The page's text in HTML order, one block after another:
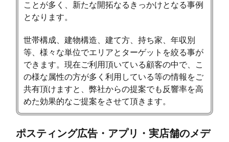
ことが多く、新たな開拓なるきっかけとなる事例
となります。
世帯構成、建物構造、建て方、持ち家、年収別
等、様々な単位でエリアとターゲットを絞る事が
できます。現在ご利用頂いている顧客の中で、こ
の様な属性の方が多く利用している等の情報をご
共有頂けますと、弊社からの提案でも反響率を高
めた効果的なご提案をさせて頂きます。
ポスティング広告・アプリ・実店舗のメデ